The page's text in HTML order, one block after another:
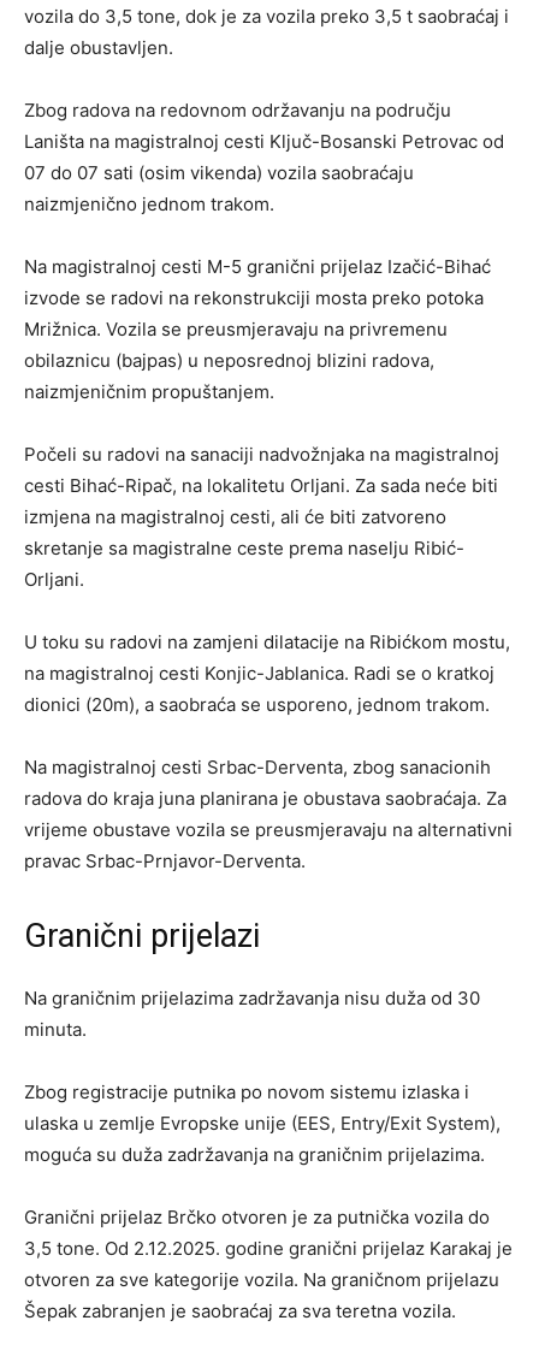
vozila do 3,5 tone, dok je za vozila preko 3,5 t saobraćaj i
dalje obustavljen.
Zbog radova na redovnom održavanju na području
Laništa na magistralnoj cesti Ključ-Bosanski Petrovac od
07 do 07 sati (osim vikenda) vozila saobraćaju
naizmjenično jednom trakom.
Na magistralnoj cesti M-5 granični prijelaz Izačić-Bihać
izvode se radovi na rekonstrukciji mosta preko potoka
Mrižnica. Vozila se preusmjeravaju na privremenu
obilaznicu (bajpas) u neposrednoj blizini radova,
naizmjeničnim propuštanjem.
Počeli su radovi na sanaciji nadvožnjaka na magistralnoj
cesti Bihać-Ripač, na lokalitetu Orljani. Za sada neće biti
izmjena na magistralnoj cesti, ali će biti zatvoreno
skretanje sa magistralne ceste prema naselju Ribić-
Orljani.
U toku su radovi na zamjeni dilatacije na Ribićkom mostu,
na magistralnoj cesti Konjic-Jablanica. Radi se o kratkoj
dionici (20m), a saobraća se usporeno, jednom trakom.
Na magistralnoj cesti Srbac-Derventa, zbog sanacionih
radova do kraja juna planirana je obustava saobraćaja. Za
vrijeme obustave vozila se preusmjeravaju na alternativni
pravac Srbac-Prnjavor-Derventa.
Granični prijelazi
Na graničnim prijelazima zadržavanja nisu duža od 30
minuta.
Zbog registracije putnika po novom sistemu izlaska i
ulaska u zemlje Evropske unije (EES, Entry/Exit System),
moguća su duža zadržavanja na graničnim prijelazima.
Granični prijelaz Brčko otvoren je za putnička vozila do
3,5 tone. Od 2.12.2025. godine granični prijelaz Karakaj je
otvoren za sve kategorije vozila. Na graničnom prijelazu
Šepak zabranjen je saobraćaj za sva teretna vozila.